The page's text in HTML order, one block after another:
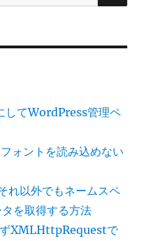
してWordPress管理ペ
ォントを読み込めない
以外でもネームスペ
を取得する方法
XMLHttpRequestで